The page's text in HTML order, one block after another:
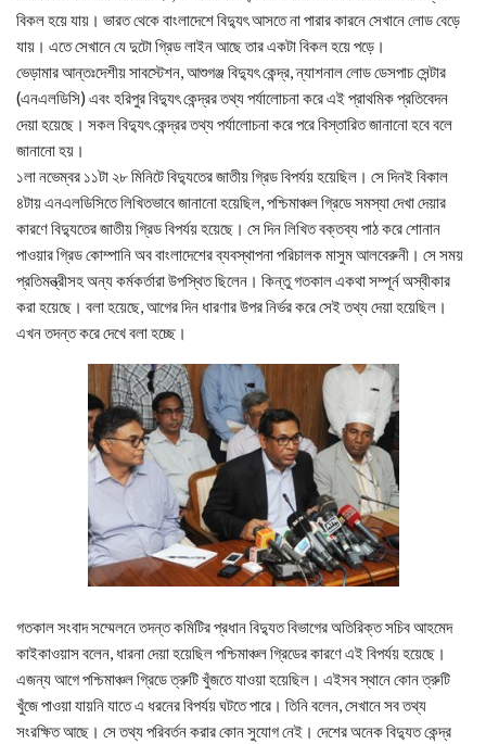
বিকল হয়ে যায়। ভারত থেকে বাংলাদেশে বিদ্যুৎ আসতে না পারার কারনে সেখানে লোড বেড়ে
যায়। এতে সেখানে যে দুটো গ্রিড লাইন আছে তার একটা বিকল হয়ে পড়ে।
ভেড়ামার আন্তঃদেশীয় সাবস্টেশন, আশুগঞ্জ বিদ্যুৎ কেন্দ্র, ন্যাশনাল লোড ডেসপাচ সেন্টার
(এনএলডিসি) এবং হরিপুর বিদ্যুৎ কেন্দ্রর তথ্য পর্যালোচনা করে এই প্রাথমিক প্রতিবেদন
দেয়া হয়েছে। সকল বিদ্যুৎ কেন্দ্রর তথ্য পর্যালোচনা করে পরে বিস্তারিত জানানো হবে বলে
জানানো হয়।
১লা নভেম্বর ১১টা ২৮ মিনিটে বিদ্যুতের জাতীয় গ্রিড বিপর্যয় হয়েছিল। সে দিনই বিকাল
৪টায় এনএলডিসিতে লিখিতভাবে জানানো হয়েছিল, পশ্চিমাঞ্চল গ্রিডে সমস্যা দেখা দেয়ার
কারণে বিদ্যুতের জাতীয় গ্রিড বিপর্যয় হয়েছে। সে দিন লিখিত বক্তব্য পাঠ করে শোনান
পাওয়ার গ্রিড কোম্পানি অব বাংলাদেশের ব্যবস্থাপনা পরিচালক মাসুম আলবেরুনী। সে সময়
প্রতিমন্ত্রীসহ অন্য কর্মকর্তারা উপস্থিত ছিলেন। কিন্তু গতকাল একথা সম্পূর্ন অস্বীকার
করা হয়েছে। বলা হয়েছে, আগের দিন ধারণার উপর নির্ভর করে সেই তথ্য দেয়া হয়েছিল।
এখন তদন্ত করে দেখে বলা হচ্ছে।
গতকাল সংবাদ সম্মেলনে তদন্ত কমিটির প্রধান বিদ্যুত বিভাগের অতিরিক্ত সচিব আহমেদ
কাইকাওয়াস বলেন, ধারনা দেয়া হয়েছিল পশ্চিমাঞ্চল গ্রিডের কারণে এই বিপর্যয় হয়েছে।
এজন্য আগে পশ্চিমাঞ্চল গ্রিডে ত্রুটি খুঁজতে যাওয়া হয়েছিল। এইসব স্থানে কোন ত্রুটি
খুঁজে পাওয়া যায়নি যাতে এ ধরনের বিপর্যয় ঘটতে পারে। তিনি বলেন, সেখানে সব তথ্য
সংরক্ষিত আছে। সে তথ্য পরিবর্তন করার কোন সুযোগ নেই। দেশের অনেক বিদ্যুত কেন্দ্র